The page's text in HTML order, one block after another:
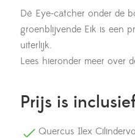
Dé Eye-catcher onder de
groenblijvende Eik is een
uiterlijk.
Lees hieronder meer over
Prijs is
Quercus Ilex